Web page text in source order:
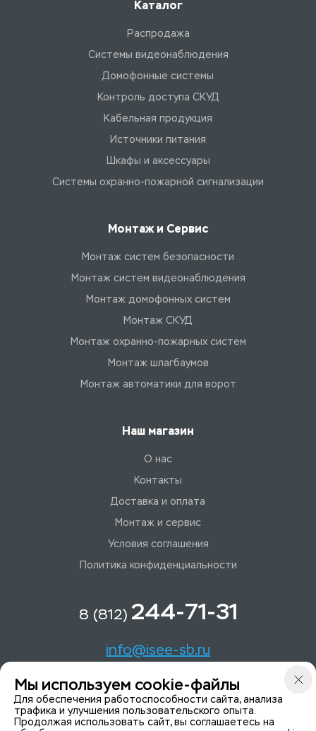
Каталог
Распродажа
Системы видеонаблюдения
Домофонные системы
Контроль доступа СКУД
Кабельная продукция
Источники питания
Шкафы и аксессуары
Системы охранно-пожарной сигнализации
Монтаж и Сервис
Монтаж систем безопасности
Монтаж систем видеонаблюдения
Монтаж домофонных систем
Монтаж СКУД
Монтаж охранно-пожарных систем
Монтаж шлагбаумов
Монтаж автоматики для ворот
Наш магазин
О нас
Контакты
Доставка и оплата
Монтаж и сервис
Условия соглашения
Политика конфиденциальности
8 (812) 244-71-31
info@isee-sb.ru
Светлановский пр-кт, д. 70, корп. 1
Мы в Telegam
Мы используем cookie-файлы
Для обеспечения работоспособности сайта, анализа
трафика и улучшения пользовательского опыта.
Продолжая использовать сайт, вы соглашаетесь на